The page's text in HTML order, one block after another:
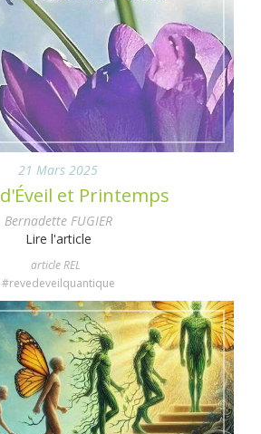
21 Mars 2025
d'Éveil et Printemps
Bernadette FUGIER
Lire l'article
article REL
#revedeveilquantique